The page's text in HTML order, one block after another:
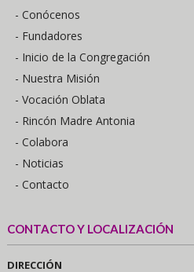
- Conócenos
- Fundadores
- Inicio de la Congregación
- Nuestra Misión
- Vocación Oblata
- Rincón Madre Antonia
- Colabora
- Noticias
- Contacto
CONTACTO Y LOCALIZACIÓN
DIRECCIÓN